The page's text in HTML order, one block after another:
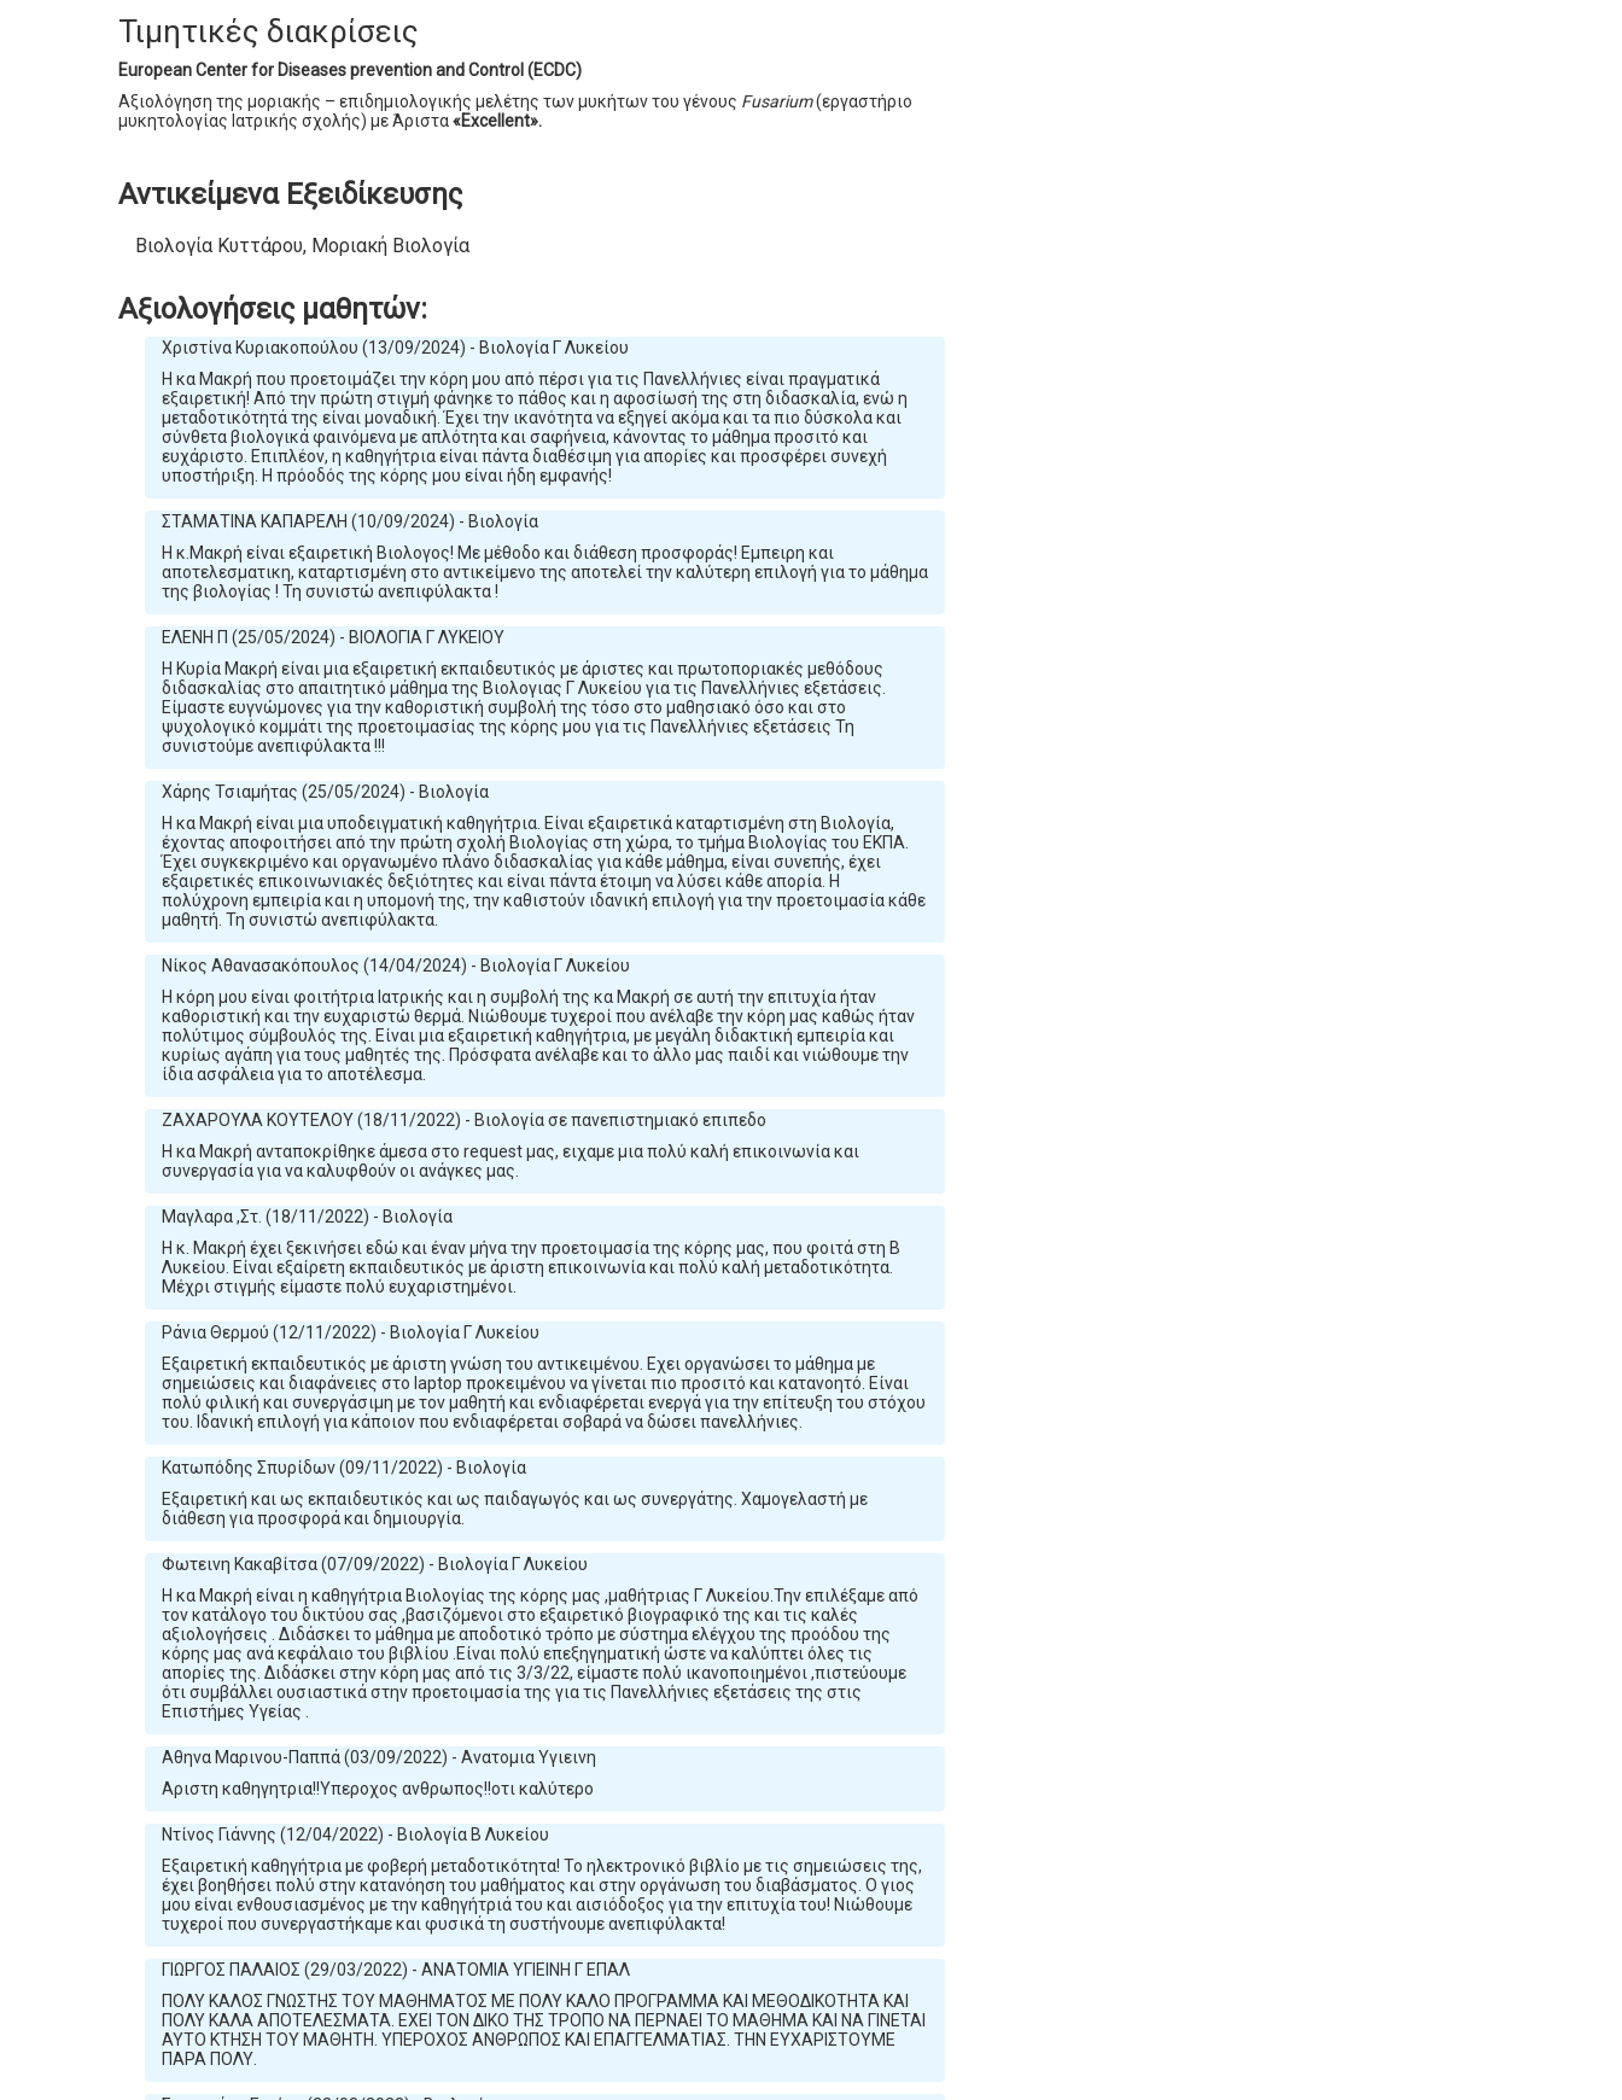
Τιμητικές διακρίσεις
European Center for Diseases prevention and Control (ECDC)
Αξιολόγηση της μοριακής – επιδημιολογικής μελέτης των μυκήτων του γένους Fusarium(εργαστήριο
μυκητολογίας Ιατρικής σχολής) με Άριστα«Excellent».
Αντικείμενα Εξειδίκευσης
Βιολογία Κυττάρου, Μοριακή Βιολογία
Αξιολογήσεις μαθητών:
Χριστίνα Κυριακοπούλου (13/09/2024) - Βιολογία Γ Λυκείου
Η κα Μακρή που προετοιμάζει την κόρη μου από πέρσι για τις Πανελλήνιες είναι πραγματικά
εξαιρετική! Από την πρώτη στιγμή φάνηκε το πάθος και η αφοσίωσή της στη διδασκαλία, ενώ η
μεταδοτικότητά της είναι μοναδική. Έχει την ικανότητα να εξηγεί ακόμα και τα πιο δύσκολα και
σύνθετα βιολογικά φαινόμενα με απλότητα και σαφήνεια, κάνοντας το μάθημα προσιτό και
ευχάριστο. Επιπλέον, η καθηγήτρια είναι πάντα διαθέσιμη για απορίες και προσφέρει συνεχή
υποστήριξη. Η πρόοδός της κόρης μου είναι ήδη εμφανής!
ΣΤΑΜΑΤΙΝΑ ΚΑΠΑΡΕΛΗ (10/09/2024) - Βιολογία
Η κ.Μακρή είναι εξαιρετική Βιολογος! Με μέθοδο και διάθεση προσφοράς! Εμπειρη και
αποτελεσματικη, καταρτισμένη στο αντικείμενο της αποτελεί την καλύτερη επιλογή για το μάθημα
της βιολογίας ! Τη συνιστώ ανεπιφύλακτα !
ΕΛΕΝΗ Π (25/05/2024) - ΒΙΟΛΟΓΙΑ Γ ΛΥΚΕΙΟΥ
Η Κυρία Μακρή είναι μια εξαιρετική εκπαιδευτικός με άριστες και πρωτοποριακές μεθόδους
διδασκαλίας στο απαιτητικό μάθημα της Βιολογιας Γ Λυκείου για τις Πανελλήνιες εξετάσεις.
Είμαστε ευγνώμονες για την καθοριστική συμβολή της τόσο στο μαθησιακό όσο και στο
ψυχολογικό κομμάτι της προετοιμασίας της κόρης μου για τις Πανελλήνιες εξετάσεις Τη
συνιστούμε ανεπιφύλακτα !!!
Χάρης Τσιαμήτας (25/05/2024) - Βιολογία
Η κα Μακρή είναι μια υποδειγματική καθηγήτρια. Είναι εξαιρετικά καταρτισμένη στη Βιολογία,
έχοντας αποφοιτήσει από την πρώτη σχολή Βιολογίας στη χώρα, το τμήμα Βιολογίας του ΕΚΠΑ.
Έχει συγκεκριμένο και οργανωμένο πλάνο διδασκαλίας για κάθε μάθημα, είναι συνεπής, έχει
εξαιρετικές επικοινωνιακές δεξιότητες και είναι πάντα έτοιμη να λύσει κάθε απορία. Η
πολύχρονη εμπειρία και η υπομονή της, την καθιστούν ιδανική επιλογή για την προετοιμασία κάθε
μαθητή. Τη συνιστώ ανεπιφύλακτα.
Νίκος Αθανασακόπουλος (14/04/2024) - Βιολογία Γ Λυκείου
Η κόρη μου είναι φοιτήτρια Ιατρικής και η συμβολή της κα Μακρή σε αυτή την επιτυχία ήταν
καθοριστική και την ευχαριστώ θερμά. Νιώθουμε τυχεροί που ανέλαβε την κόρη μας καθώς ήταν
πολύτιμος σύμβουλός της. Είναι μια εξαιρετική καθηγήτρια, με μεγάλη διδακτική εμπειρία και
κυρίως αγάπη για τους μαθητές της. Πρόσφατα ανέλαβε και το άλλο μας παιδί και νιώθουμε την
ίδια ασφάλεια για το αποτέλεσμα.
ΖΑΧΑΡΟΥΛΑ ΚΟΥΤΕΛΟΥ (18/11/2022) - Βιολογία σε πανεπιστημιακό επιπεδο
Η κα Μακρή ανταποκρίθηκε άμεσα στο request μας, ειχαμε μια πολύ καλή επικοινωνία και
συνεργασία για να καλυφθούν οι ανάγκες μας.
Μαγλαρα ,Στ. (18/11/2022) - Βιολογία
Η κ. Μακρή έχει ξεκινήσει εδώ και έναν μήνα την προετοιμασία της κόρης μας, που φοιτά στη Β
Λυκείου. Είναι εξαίρετη εκπαιδευτικός με άριστη επικοινωνία και πολύ καλή μεταδοτικότητα.
Μέχρι στιγμής είμαστε πολύ ευχαριστημένοι.
Ράνια Θερμού (12/11/2022) - Βιολογία Γ Λυκείου
Εξαιρετική εκπαιδευτικός με άριστη γνώση του αντικειμένου. Εχει οργανώσει το μάθημα με
σημειώσεις και διαφάνειες στο laptop προκειμένου να γίνεται πιο προσιτό και κατανοητό. Είναι
πολύ φιλική και συνεργάσιμη με τον μαθητή και ενδιαφέρεται ενεργά για την επίτευξη του στόχου
του. Ιδανική επιλογή για κάποιον που ενδιαφέρεται σοβαρά να δώσει πανελλήνιες.
Κατωπόδης Σπυρίδων (09/11/2022) - Βιολογία
Εξαιρετική και ως εκπαιδευτικός και ως παιδαγωγός και ως συνεργάτης. Χαμογελαστή με
διάθεση για προσφορά και δημιουργία.
Φωτεινη Κακαβίτσα (07/09/2022) - Βιολογία Γ Λυκείου
Η κα Μακρή είναι η καθηγήτρια Βιολογίας της κόρης μας ,μαθήτριας Γ Λυκείου.Την επιλέξαμε από
τον κατάλογο του δικτύου σας ,βασιζόμενοι στο εξαιρετικό βιογραφικό της και τις καλές
αξιολογήσεις . Διδάσκει το μάθημα με αποδοτικό τρόπο με σύστημα ελέγχου της προόδου της
κόρης μας ανά κεφάλαιο του βιβλίου .Είναι πολύ επεξηγηματική ώστε να καλύπτει όλες τις
απορίες της. Διδάσκει στην κόρη μας από τις 3/3/22, είμαστε πολύ ικανοποιημένοι ,πιστεύουμε
ότι συμβάλλει ουσιαστικά στην προετοιμασία της για τις Πανελλήνιες εξετάσεις της στις
Επιστήμες Υγείας .
Αθηνα Μαρινου-Παππά (03/09/2022) - Ανατομια Υγιεινη
Αριστη καθηγητρια!!Υπεροχος ανθρωπος!!οτι καλύτερο
Ντίνος Γιάννης (12/04/2022) - Βιολογία Β Λυκείου
Εξαιρετική καθηγήτρια με φοβερή μεταδοτικότητα! Το ηλεκτρονικό βιβλίο με τις σημειώσεις της,
έχει βοηθήσει πολύ στην κατανόηση του μαθήματος και στην οργάνωση του διαβάσματος. Ο γιος
μου είναι ενθουσιασμένος με την καθηγήτριά του και αισιόδοξος για την επιτυχία του! Νιώθουμε
τυχεροί που συνεργαστήκαμε και φυσικά τη συστήνουμε ανεπιφύλακτα!
ΓΙΩΡΓΟΣ ΠΑΛΑΙΟΣ (29/03/2022) - ΑΝΑΤΟΜΙΑ ΥΓΙΕΙΝΗ Γ ΕΠΑΛ
ΠΟΛΥ ΚΑΛΟΣ ΓΝΩΣΤΗΣ ΤΟΥ ΜΑΘΗΜΑΤΟΣ ΜΕ ΠΟΛΥ ΚΑΛΟ ΠΡΟΓΡΑΜΜΑ ΚΑΙ ΜΕΘΟΔΙΚΟΤΗΤΑ ΚΑΙ
ΠΟΛΥ ΚΑΛΑ ΑΠΟΤΕΛΕΣΜΑΤΑ. ΕΧΕΙ ΤΟΝ ΔΙΚΟ ΤΗΣ ΤΡΟΠΟ ΝΑ ΠΕΡΝΑΕΙ ΤΟ ΜΑΘΗΜΑ ΚΑΙ ΝΑ ΓΙΝΕΤΑΙ
ΑΥΤΟ ΚΤΗΣΗ ΤΟΥ ΜΑΘΗΤΗ. ΥΠΕΡΟΧΟΣ ΑΝΘΡΩΠΟΣ ΚΑΙ ΕΠΑΓΓΕΛΜΑΤΙΑΣ. ΤΗΝ ΕΥΧΑΡΙΣΤΟΥΜΕ
ΠΑΡΑ ΠΟΛΥ.